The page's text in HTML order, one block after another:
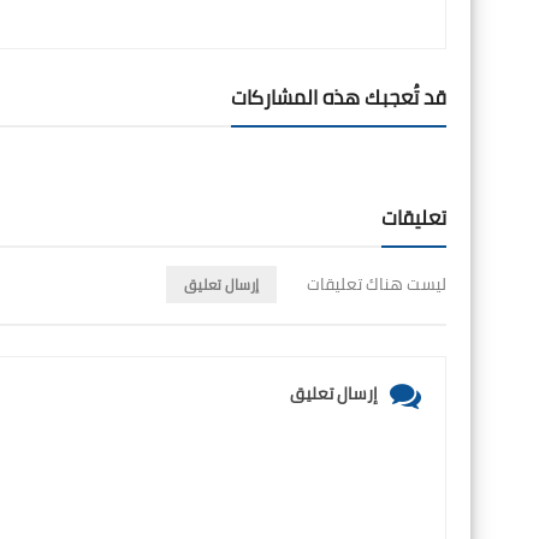
قد تُعجبك هذه المشاركات
تعليقات
ليست هناك تعليقات إرسال تعليق
إرسال تعليق